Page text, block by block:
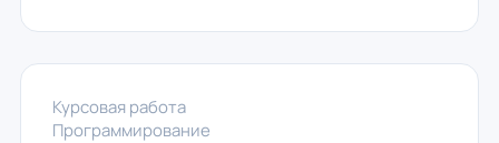
Курсовая работа
Программирование